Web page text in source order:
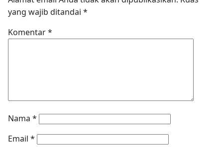
yang wajib ditandai *
Komentar*
Nama *
Email *